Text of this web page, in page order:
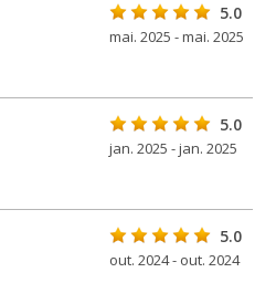
5.0
mai. 2025 - mai. 2025
5.0
jan. 2025 - jan. 2025
5.0
out. 2024 - out. 2024